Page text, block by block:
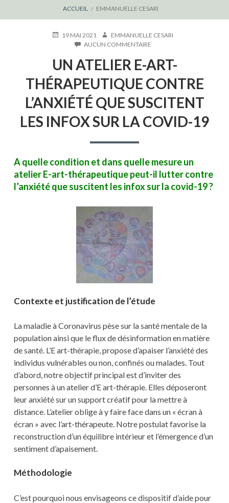
D'ARIANE
ACCUEIL EMMANUELLE CESARI
PUBLIÉ19 MAI 2021 AUTEUR
EMMANUELLE CESARI
AUCUN COMMENTAIRE
ATELIER
E-
ART-
THÉRAPEUTIQUE
CONTRE
L’ANXIÉTÉ
QUE
SUSCITENT
LA
COVID-
UN ATELIER E-ART-
THÉRAPEUTIQUE CONTRE
L’ANXIÉTÉ QUE SUSCITENT
LES INFOX SUR LA COVID-19
A quelle condition et dans quelle mesure un
atelier E-art-thérapeutique peut-il lutter contre
l’anxiété que suscitent les infox sur la covid-19 ?
Contexte et justification de l’étude
La maladie à Coronavirus pèse sur la santé mentale de la
population ainsi que le flux de désinformation en matière
de santé. L’E art-thérapie, propose d’apaiser l’anxiété des
individus vulnérables ou non, confinés ou malades. Tout
d’abord, notre objectif principal est d’inviter des
personnes à un atelier d’E art-thérapie. Elles déposeront
leur anxiété sur un support créatif pour la mettre à
distance. L’atelier oblige à y faire face dans un « écran à
écran » avec l’art-thérapeute. Notre postulat favorise la
reconstruction d’un équilibre intérieur et l’émergence d’un
sentiment d’apaisement.
Méthodologie
C’est pourquoi nous envisageons ce dispositif d’aide pour